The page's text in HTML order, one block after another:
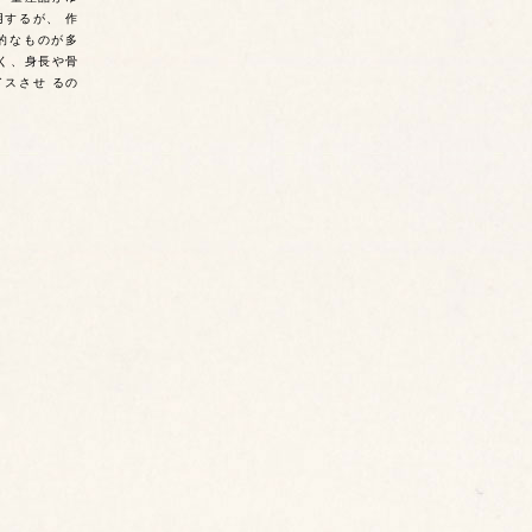
するが、 作
なものが多
、身長や骨
スさせ るの